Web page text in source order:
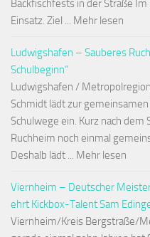
Backfischfests in der Straße
Einsatz. Ziel ... Mehr lesen
Ludwigshafen – Sauberes
Schulbeginn“
Ludwigshafen /
Schmidt lädt zur
Schulwege ein. Kurz nach dem
Ruchheim noch einmal
Deshalb lädt ... Mehr lesen
Viernheim – Deutscher
ehrt Kickbox-Talent Sam
Viernheim/Kreis Bergstraße/